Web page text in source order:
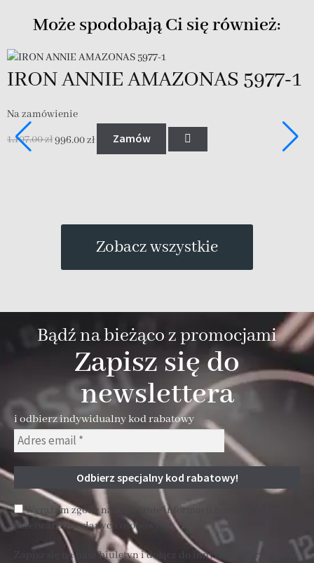
Może spodobają Ci się również:
IRON ANNIE AMAZONAS 5977-1
Na zamówienie
1,107.00zł996.00zł Zamów
Zobacz wszystkie
Bądź na bieżąco z promocjami
Zapisz się do
newslettera
i odbierz indywidualny kod rabatowy
Wyrażam zgodę na wysyłanie informacji handlowej i
przetwarzanie danych osobowych
Zapisz się na nasz biuletyn i dołącz do innych subskrybentów